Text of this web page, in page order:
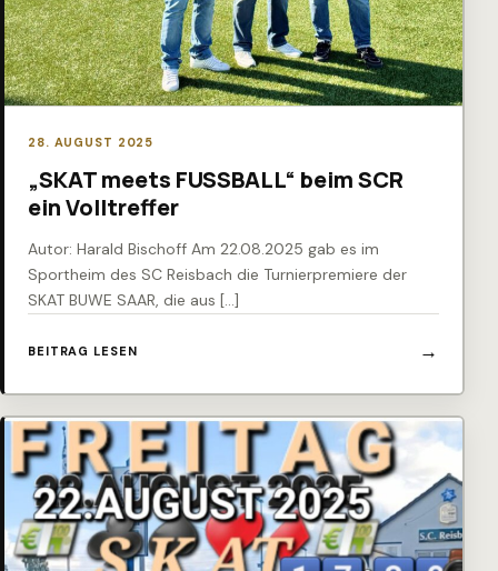
28. AUGUST 2025
„SKAT meets FUSSBALL“ beim SCR
ein Volltreffer
Autor: Harald Bischoff Am 22.08.2025 gab es im
Sportheim des SC Reisbach die Turnierpremiere der
SKAT BUWE SAAR, die aus […]
BEITRAG LESEN